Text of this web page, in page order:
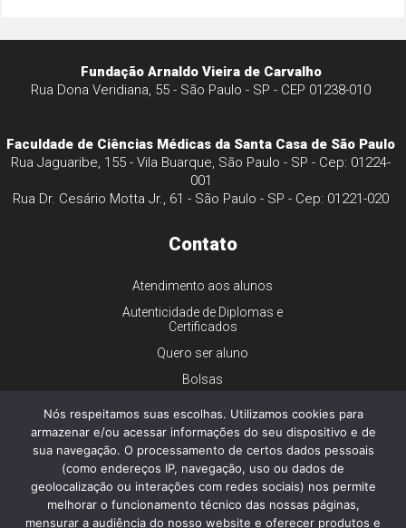
Fundação Arnaldo Vieira de Carvalho
Rua Dona Veridiana, 55 - São Paulo - SP - CEP 01238-010
Faculdade de Ciências Médicas da Santa Casa de São Paulo
Rua Jaguaribe, 155 - Vila Buarque, São Paulo - SP - Cep: 01224-
001
Rua Dr. Cesário Motta Jr., 61 - São Paulo - SP - Cep: 01221-020
Contato
Atendimento aos alunos
Autenticidade de Diplomas e
Certificados
Quero ser aluno
Bolsas
Trabalhe conosco
Imprensa
Ouvidoria
Dúvidas gerais
Nós respeitamos suas escolhas. Utilizamos cookies para
armazenar e/ou acessar informações do seu dispositivo e de
sua navegação. O processamento de certos dados pessoais
(como endereços IP, navegação, uso ou dados de
geolocalização ou interações com redes sociais) nos permite
melhorar o funcionamento técnico das nossas páginas,
mensurar a audiência do nosso website e oferecer produtos e